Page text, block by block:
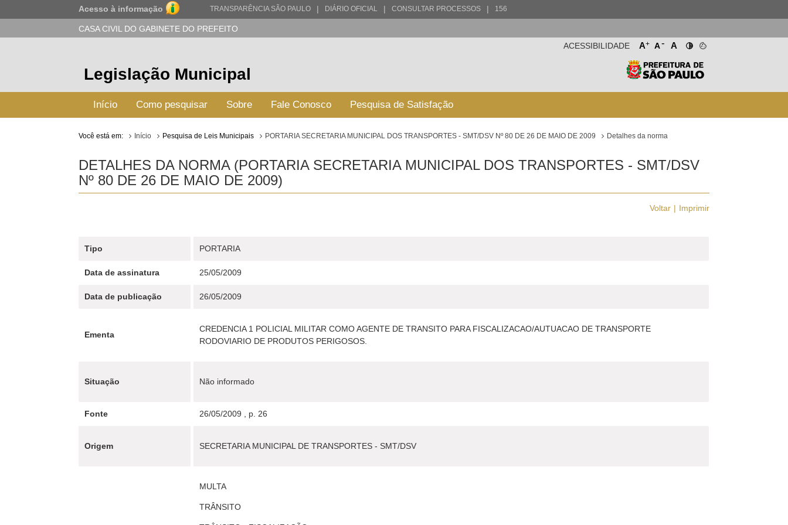
Acesso à informação TRANSPARÊNCIA SÃO PAULO | DIÁRIO OFICIAL | CONSULTAR PROCESSOS | 156
CASA CIVIL DO GABINETE DO PREFEITO
A+ A- A
ACESSIBILIDADE
Legislação Municipal
Início Como pesquisar Sobre Fale Conosco Pesquisa de Satisfação
Você está em: Início Pesquisa de Leis Municipais PORTARIA SECRETARIA MUNICIPAL DOS TRANSPORTES - SMT/DSV Nº 80 DE 26 DE MAIO DE 2009 Detalhes da norma
DETALHES DA NORMA (PORTARIA SECRETARIA MUNICIPAL DOS TRANSPORTES - SMT/DSV
Nº 80 DE 26 DE MAIO DE 2009)
Voltar Imprimir
Tipo PORTARIA
Data de assinatura 25/05/2009
Data de publicação 26/05/2009
Ementa
CREDENCIA 1 POLICIAL MILITAR COMO AGENTE DE TRANSITO PARA FISCALIZACAO/AUTUACAO DE TRANSPORTE
RODOVIARIO DE PRODUTOS PERIGOSOS.
Situação Não informado
Fonte 26/05/2009 , p. 26
Origem SECRETARIA MUNICIPAL DE TRANSPORTES - SMT/DSV
MULTA
TRÂNSITO